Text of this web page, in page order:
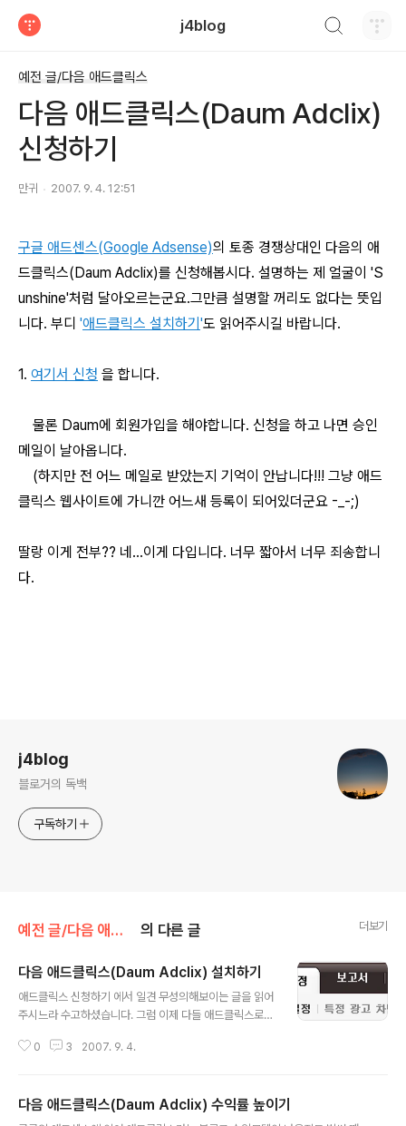
j4blog
예전 글/다음 애드클릭스
다음 애드클릭스(Daum Adclix)
신청하기
만귀 2007. 9. 4. 12:51
구글 애드센스(Google Adsense)의 토종 경쟁상대인 다음의 애
드클릭스(Daum Adclix)를 신청해봅시다. 설명하는 제 얼굴이 'S
unshine'처럼 달아오르는군요.그만큼 설명할 꺼리도 없다는 뜻입
니다. 부디 '애드클릭스 설치하기'도 읽어주시길 바랍니다.
1. 여기서 신청 을 합니다.
물론 Daum에 회원가입을 해야합니다. 신청을 하고 나면 승인
메일이 날아옵니다.
(하지만 전 어느 메일로 받았는지 기억이 안납니다!!! 그냥 애드
클릭스 웹사이트에 가니깐 어느새 등록이 되어있더군요 -_-;)
딸랑 이게 전부?? 네...이게 다입니다. 너무 짧아서 너무 죄송합니
다.
j4blog
블로거의 독백
구독하기
예전 글/다음 애드클릭스 의 다른 글 더보기
다음 애드클릭스(Daum Adclix) 설치하기
애드클릭스 신청하기 에서 일견 무성의해보이는 글을 읽어
주시느라 수고하셨습니다. 그럼 이제 다들 애드클릭스로
니다. 구글 애드센스(Google Adsense)와 거의 같은 과
1. 애드클릭스 웹사이트 위쪽을 보시면 '광고 설정' 이라는
0 3 2007. 9. 4.
다음 애드클릭스(Daum Adclix) 수익률 높이기